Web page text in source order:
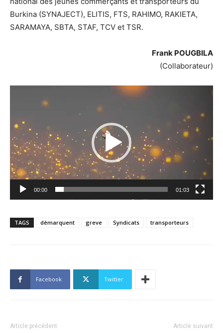
Burkina (SYNAJECT), ELITIS, FTS, RAHIMO, RAKIETA,
SARAMAYA, SBTA, STAF, TCV et TSR.
Frank POUGBILA
(Collaborateur)
Lecteur
00:00 01:03
TAGS démarquent greve Syndicats transporteurs
Facebook Twitter
Article précédent Article suivant